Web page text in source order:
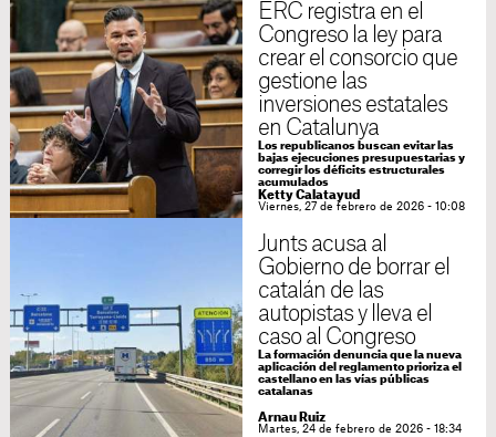
ERC registra en el
Congreso la ley para
crear el consorcio que
gestione las
inversiones estatales
en Catalunya
Los republicanos buscan evitar las
bajas ejecuciones presupuestarias y
corregir los déficits estructurales
acumulados
Ketty Calatayud
Viernes, 27 de febrero de 2026 - 10:08
Junts acusa al
Gobierno de borrar el
catalán de las
autopistas y lleva el
caso al Congreso
La formación denuncia que la nueva
aplicación del reglamento prioriza el
castellano en las vías públicas
catalanas
Arnau Ruiz
Martes, 24 de febrero de 2026 - 18:34